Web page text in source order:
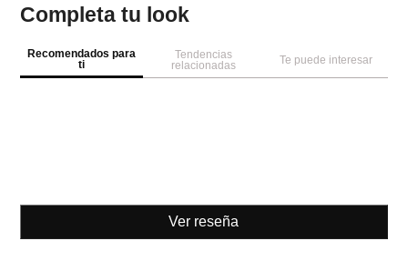
Completa tu look
Recomendados para
ti
Tendencias
relacionadas
Te puede interesar
Ver reseña